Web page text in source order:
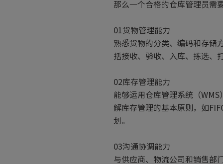
那么一个合格的仓库管理员需
01货物管理能力
熟悉货物的分类、编码和存储
括接收、验收、入库、拣选、
02库存管理能力
能够运用仓库管理系统（
解库存管理的基本原则，如
划。
03沟通协调能力
与供应商、物流公司和销售部